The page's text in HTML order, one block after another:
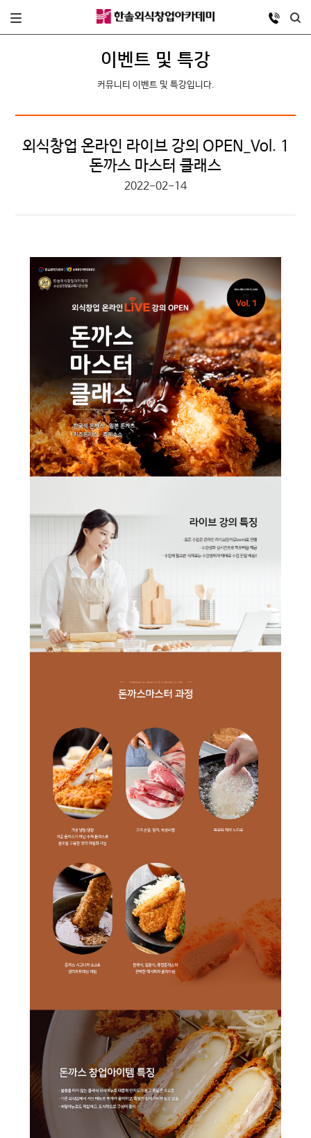
이벤트 및 특강
커뮤니티 이벤트 및 특강입니다.
외식창업 온라인 라이브 강의 OPEN_Vol. 1
돈까스 마스터 클래스
2022-02-14